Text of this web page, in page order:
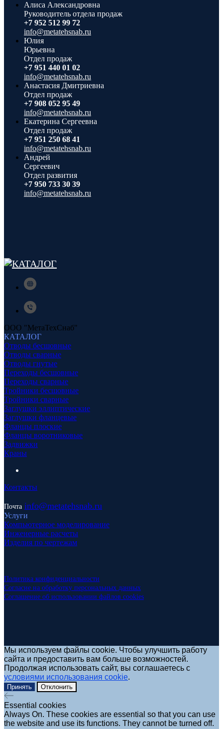
Алиса Александровна
Руководитель отдела продаж
+7 952 512 99 72
info@metatehsnab.ru
Юлия
Юрьевна
Отдел продаж
+7 951 440 01 02
info@metatehsnab.ru
Анастасия Дмитриевна
Отдел продаж
+7 908 052 95 49
info@metatehsnab.ru
Екатерина Сергеевна
Отдел продаж
+7 951 250 68 41
info@metatehsnab.ru
Андрей
Сергеевич
Отдел развития
+7 950 733 30 39
info@metatehsnab.ru
ООО "МетаТехСнаб"
КАТАЛОГ
Отводы бесшовные
Отводы сварные
Отводы гнутые
Переходы бесшовные
Переходы сварные
Тройники бесшовные
Тройники сварные
Заглушки эллиптические
Заглушки фланцевые
Фланцы плоские
Фланцы воротниковые
Задвижки
Краны
Контакты
Почта info@metatehsnab.ru
Услуги
Компьютерное моделирование
Инженерные расчеты
Изделия по чертежам
Политика конфиденциальности
Согласие на обработку персональных данных
Соглашение об использовании файлов cookies
Мы используем файлы cookie. Чтобы улучшить работу
сайта и предоставить вам больше возможностей.
Продолжая использовать сайт, вы соглашаетесь с
условиями использования cookie.
Принять Отклонить
Essential cookies
Always On. These cookies are essential so that you can use
the website and use its functions. They cannot be turned off.